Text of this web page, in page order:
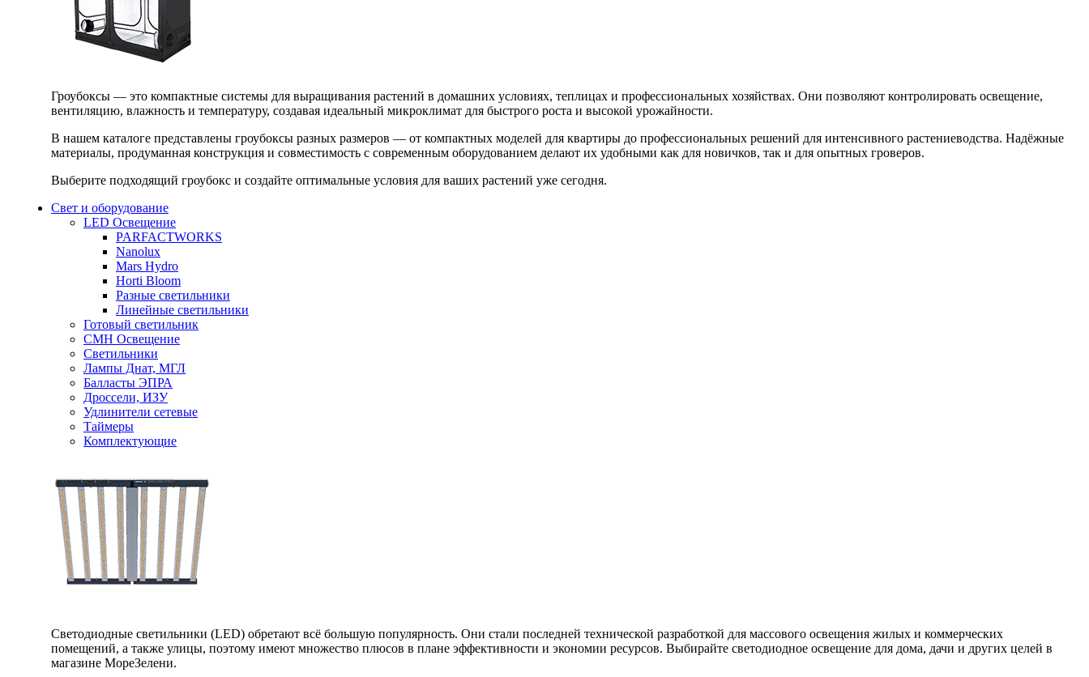
Гроубоксы — это компактные системы для выращивания растений в домашних условиях, теплицах и профессиональных хозяйствах. Они позволяют контролировать освещение,
вентиляцию, влажность и температуру, создавая идеальный микроклимат для быстрого роста и высокой урожайности.
В нашем каталоге представлены гроубоксы разных размеров — от компактных моделей для квартиры до профессиональных решений для интенсивного растениеводства. Надёжные
материалы, продуманная конструкция и совместимость с современным оборудованием делают их удобными как для новичков, так и для опытных гроверов.
Выберите подходящий гроубокс и создайте оптимальные условия для ваших растений уже сегодня.
Свет и оборудование
LED Освещение
PARFACTWORKS
Nanolux
Mars Hydro
Horti Bloom
Разные светильники
Линейные светильники
Готовый светильник
CMH Освещение
Светильники
Лампы Днат, МГЛ
Балласты ЭПРА
Дроссели, ИЗУ
Удлинители сетевые
Таймеры
Комплектующие
Светодиодные светильники (LED) обретают всё большую популярность. Они стали последней технической разработкой для массового освещения жилых и коммерческих
помещений, а также улицы, поэтому имеют множество плюсов в плане эффективности и экономии ресурсов. Выбирайте светодиодное освещение для дома, дачи и других целей в
магазине МореЗелени.